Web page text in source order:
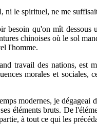
ni le spirituel, ne me
qu'on mît
chinoises où le sol
l'homme.
travail des nations, est
morales et sociales,
modernes, je
éléments bruts. De
à tout ce qui les